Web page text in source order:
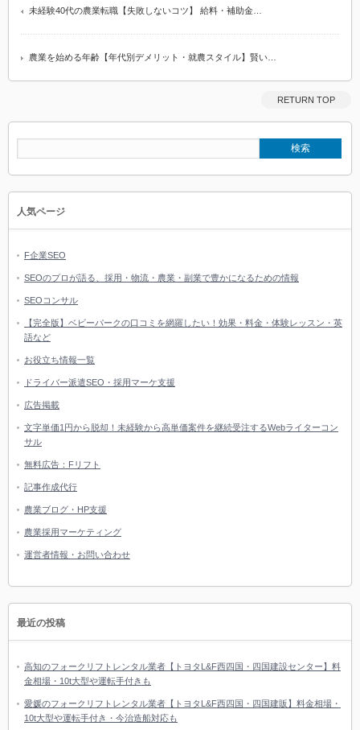
未経験40代の農業転職【失敗しないコツ】 給料・補助金…
農業を始める年齢【年代別デメリット・就農スタイル】賢い…
RETURN TOP
人気ページ
F企業SEO
SEOのプロが語る、採用・物流・農業・副業で豊かになるための情報
SEOコンサル
【完全版】ベビーパークの口コミを網羅したい！効果・料金・体験レッスン・英
語など
お役立ち情報一覧
ドライバー派遣SEO・採用マーケ支援
広告掲載
文字単価1円から脱却！未経験から高単価案件を継続受注するWebライターコン
サル
無料広告：Fリフト
記事作成代行
農業ブログ・HP支援
農業採用マーケティング
運営者情報・お問い合わせ
最近の投稿
高知のフォークリフトレンタル業者【トヨタL&F西四国・四国建設センター】料
金相場・10t大型や運転手付きも
愛媛のフォークリフトレンタル業者【トヨタL&F西四国・四国建販】料金相場・
10t大型や運転手付き・今治造船対応も